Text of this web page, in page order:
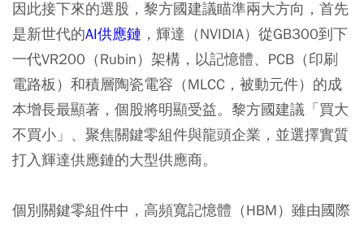
因此接下來的選股，黎方國建議瞄準兩大方向，首先
是新世代的AI供應鏈 ，輝達（NVIDIA）從GB300到下
一代VR200（Rubin）架構，以記憶體、PCB（印刷
電路板）和積層陶瓷電容（MLCC，被動元件）的成
本增長最顯著，個股將明顯受益。黎方國建議「買大
不買小」、聚焦關鍵零組件與龍頭企業，並選擇實質
打入輝達供應鏈的大型供應商。
個別關鍵零組件中，高頻寬記憶體（HBM）雖由國際